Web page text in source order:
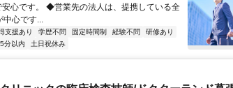
心です。 ◆営業先の法人は、提携している全
中心です...
支援あり 学歴不問 固定時間制 経験不問
研修あり
分以内 土日祝休み